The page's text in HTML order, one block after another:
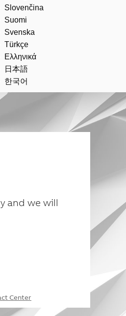
Slovenčina
Suomi
Svenska
Türkçe
Ελληνικά
日本語
한국어
and we will
Center